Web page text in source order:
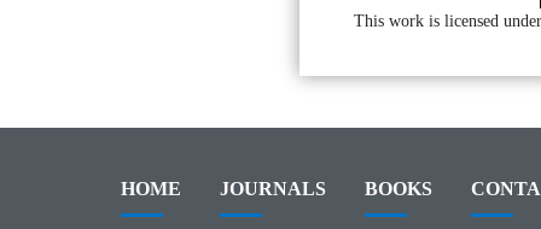
This work is licensed
HOME JOURNALS BOOKS